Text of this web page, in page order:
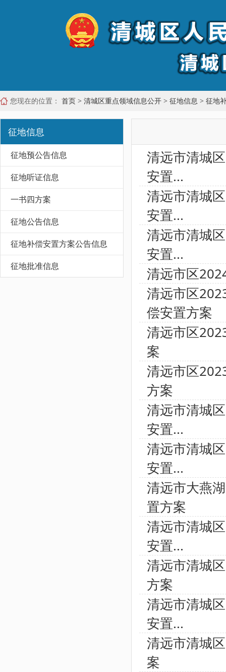
您现在的位置： 首页 > 清城区重点领域信息公开 > 征地信息 > 征地
征地信息
征地预公告信息
征地听证信息
一书四方案
征地公告信息
征地补偿安置方案公告信息
征地批准信息
清远市清城
安置...
清远市清城
安置...
清远市清城
安置...
清远市区
清远市区
偿安置方案
清远市区
案
清远市区
方案
清远市清城
安置...
清远市清城
安置...
清远市大燕
置方案
清远市清城
安置...
清远市清城
方案
清远市清城
安置...
清远市清城
案